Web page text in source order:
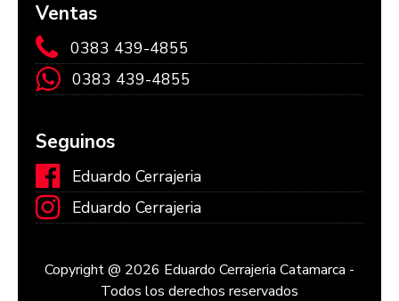
Ventas
0383 439-4855
0383 439-4855
Seguinos
Eduardo Cerrajeria
Eduardo Cerrajeria
Copyright @ 2026 Eduardo Cerrajeria Catamarca -
Todos los derechos reservados